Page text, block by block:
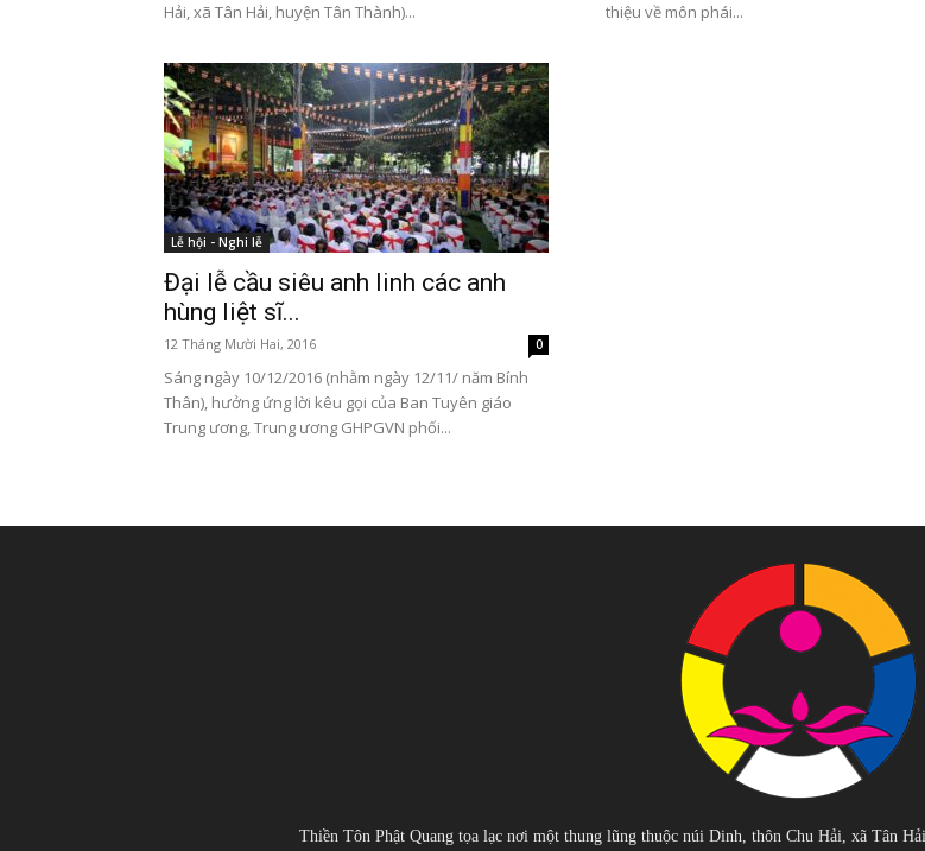
Hải, xã Tân Hải, huyện Tân Thành)...
thiệu về môn phái...
Lễ hội - Nghi lễ
Đại lễ cầu siêu anh linh các anh
hùng liệt sĩ...
12 Tháng Mười Hai, 2016 0
Sáng ngày 10/12/2016 (nhằm ngày 12/11/ năm Bính
Thân), hưởng ứng lời kêu gọi của Ban Tuyên giáo
Trung ương, Trung ương GHPGVN phối...
Thiền Tôn Phật Quang tọa lạc nơi một thung lũng thuộc núi Dinh, thôn Chu Hải, xã Tân